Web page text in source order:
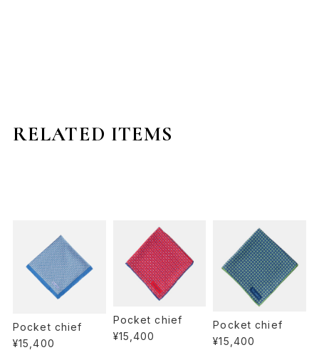
RELATED ITEMS
Pocket chief
¥15,400
Pocket chief
¥15,400
Pocket chief
¥15,400